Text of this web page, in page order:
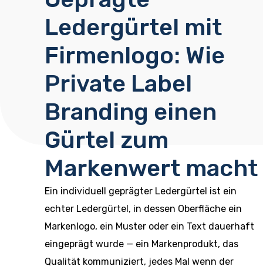
Ledergürtel mit
Firmenlogo: Wie
Private Label
Branding einen
Gürtel zum
Markenwert macht
Ein individuell geprägter Ledergürtel ist ein
echter Ledergürtel, in dessen Oberfläche ein
Markenlogo, ein Muster oder ein Text dauerhaft
eingeprägt wurde — ein Markenprodukt, das
Qualität kommuniziert, jedes Mal wenn der